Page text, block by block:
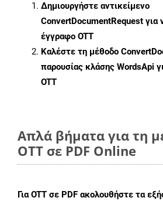
Δημιουργήστε αντικείμενο
ConvertDocumentRequest για
έγγραφο OTT
Καλέστε τη μέθοδο
παρουσίας κλάσης WordsApi
OTT
Απλά βήματα για τη
OTT σε PDF Online
ΓιαOTT σε PDF ακολουθήστε τα